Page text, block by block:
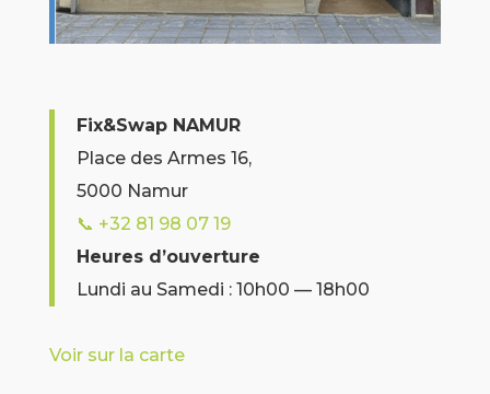
Fix&Swap NAMUR
Place des Armes 16,
5000 Namur
📞 +32 81 98 07 19
Heures d’ouverture
Lundi au Samedi : 10h00 — 18h00
Voir sur la carte